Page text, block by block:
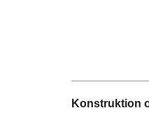
Konstruktion